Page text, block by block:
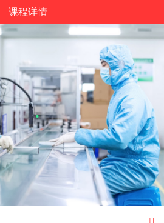
课程详情
